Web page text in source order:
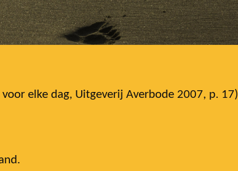
voor elke dag, Uitgeverij Averbode 2007, p. 17)